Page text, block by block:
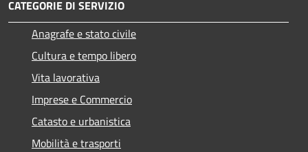
CATEGORIE DI SERVIZIO
Anagrafe e stato civile
Cultura e tempo libero
Vita lavorativa
Imprese e Commercio
Catasto e urbanistica
Mobilità e trasporti